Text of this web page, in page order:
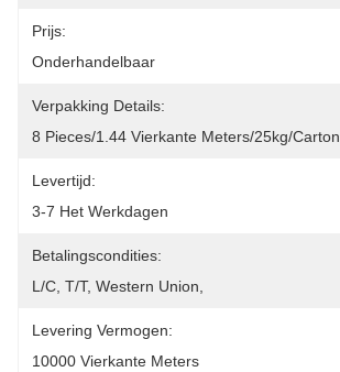
Prijs:
Onderhandelbaar
Verpakking Details:
8 Pieces/1.44 Vierkante Meters/25kg/Carton
Levertijd:
3-7 Het Werkdagen
Betalingscondities:
L/C, T/T, Western Union,
Levering Vermogen:
10000 Vierkante Meters